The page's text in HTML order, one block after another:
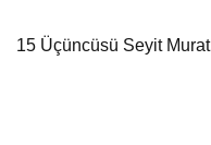
15 Üçüncüsü Seyit